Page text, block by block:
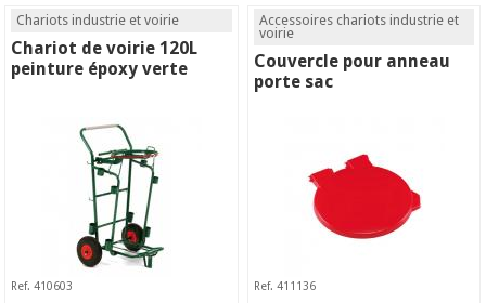
Chariots industrie et voirie
Chariot de voirie 120L
peinture époxy verte
Ref. 410603
Accessoires chariots industrie et
voirie
Couvercle pour anneau
porte sac
Ref. 411136